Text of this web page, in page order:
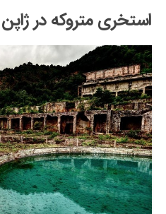
استخری متروکه در ژاپن